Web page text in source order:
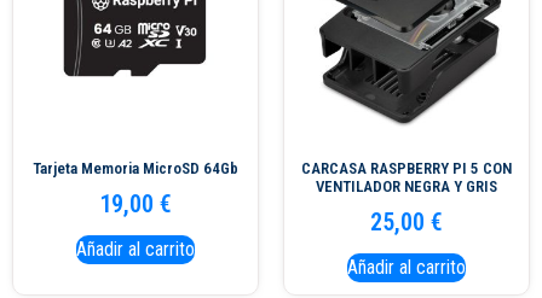
Tarjeta Memoria MicroSD 64Gb
19,00 €
Añadir al carrito
CARCASA RASPBERRY PI 5 CON
VENTILADOR NEGRA Y GRIS
25,00 €
Añadir al carrito